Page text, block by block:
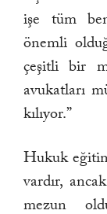
işe tüm
önemli
çeşitli bir
avukatları
kılıyor.”
Hukuk
vardır,
mezun